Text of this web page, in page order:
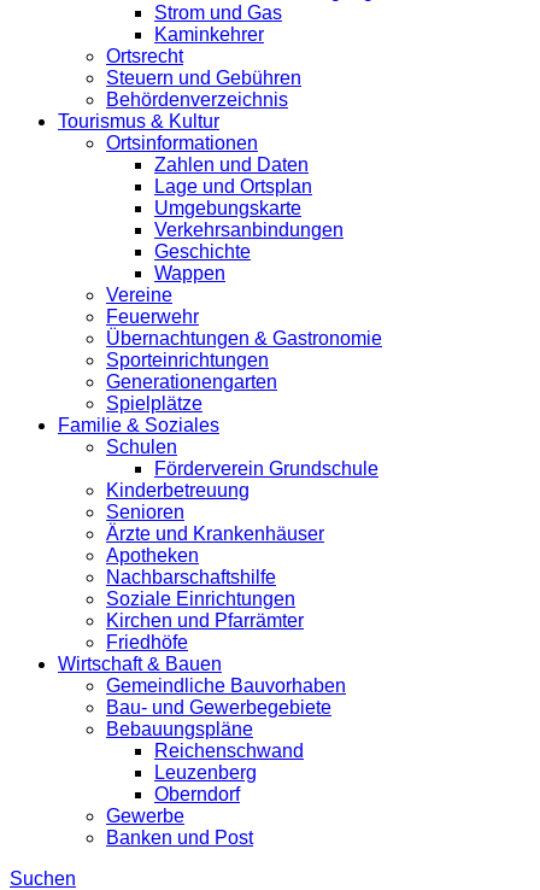
Strom und Gas
Kaminkehrer
Ortsrecht
Steuern und Gebühren
Behördenverzeichnis
Tourismus & Kultur
Ortsinformationen
Zahlen und Daten
Lage und Ortsplan
Umgebungskarte
Verkehrsanbindungen
Geschichte
Wappen
Vereine
Feuerwehr
Übernachtungen & Gastronomie
Sporteinrichtungen
Generationengarten
Spielplätze
Familie & Soziales
Schulen
Förderverein Grundschule
Kinderbetreuung
Senioren
Ärzte und Krankenhäuser
Apotheken
Nachbarschaftshilfe
Soziale Einrichtungen
Kirchen und Pfarrämter
Friedhöfe
Wirtschaft & Bauen
Gemeindliche Bauvorhaben
Bau- und Gewerbegebiete
Bebauungspläne
Reichenschwand
Leuzenberg
Oberndorf
Gewerbe
Banken und Post
Suchen